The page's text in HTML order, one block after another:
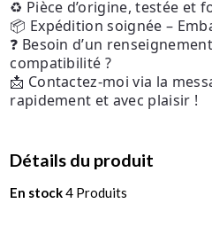
♻️ Pièce d’origine, testée et
📦 Expédition soignée –
❓ Besoin d’un
compatibilité ?
📩 Contactez-moi via la
rapidement et avec plaisir !
Détails du produit
En stock4 Produits